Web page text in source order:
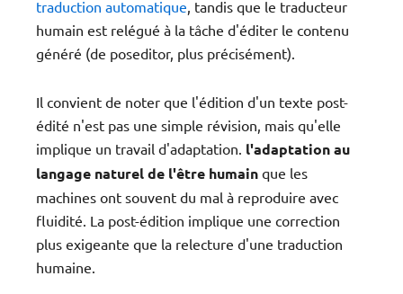
traduction automatique , tandis que le traducteur
humain est relégué à la tâche d'éditer le contenu
généré (de poseditor, plus précisément).
Il convient de noter que l'édition d'un texte post-
édité n'est pas une simple révision, mais qu'elle
implique un travail d'adaptation. l'adaptation au
langage naturel de l'être humain que les
machines ont souvent du mal à reproduire avec
fluidité. La post-édition implique une correction
plus exigeante que la relecture d'une traduction
humaine.